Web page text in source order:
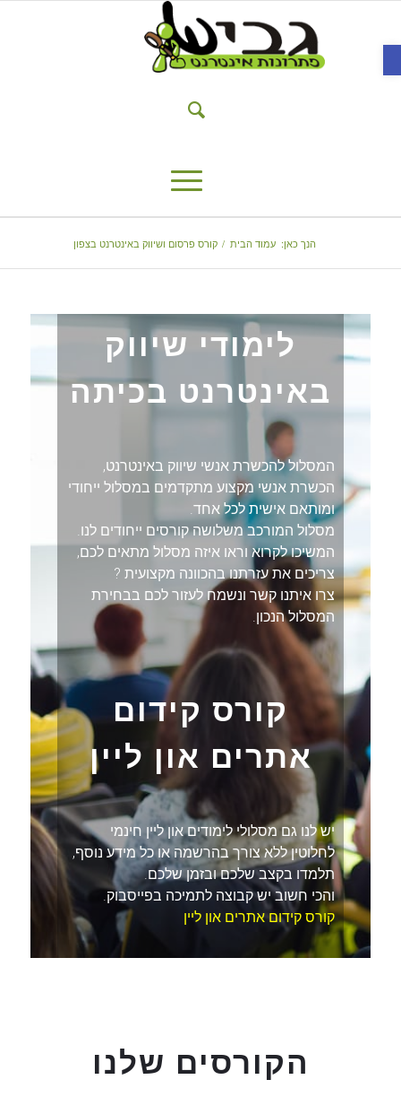
פתח סרגל נגישות
הנך כאן: עמוד הבית / קורס פרסום ושיווק באינטרנט בצפון
לימודי שיווק
באינטרנט בכיתה
המסלול להכשרת אנשי שיווק באינטרנט,
הכשרת אנשי מקצוע מתקדמים במסלול ייחודי
ומותאם אישית לכל אחד.
מסלול המורכב משלושה קורסים ייחודים לנו.
המשיכו לקרוא וראו איזה מסלול מתאים לכם,
צריכים את עזרתנו בהכוונה מקצועית ?
צרו איתנו קשר ונשמח לעזור לכם בבחירת
המסלול הנכון.
קורס קידום
אתרים און ליין
יש לנו גם מסלולי לימודים און ליין חינמי
לחלוטין ללא צורך בהרשמה או כל מידע נוסף,
תלמדו בקצב שלכם ובזמן שלכם.
והכי חשוב יש קבוצה לתמיכה בפייסבוק.
קורס קידום אתרים און ליין
הקורסים שלנו